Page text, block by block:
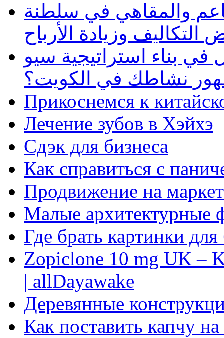
والمقاهي في سلطنة
وزيادة الأرباح
بناء استراتيجية سيو
نشاطك في الكويت؟
Прикоснемся к
Лечение зубов в Хэйхэ
Сдэк для бизнеса
Как справиться с
Продвижение на
Малые архитектурные
Где брать картинки
Zopiclone 10 mg UK –
| allDayawake
Деревянные
Как поставить капчу